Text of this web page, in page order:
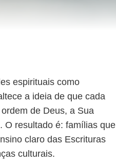
espirituais como
a ideia de que cada
de Deus, a Sua
O resultado é: famílias que
claro das Escrituras
culturais.